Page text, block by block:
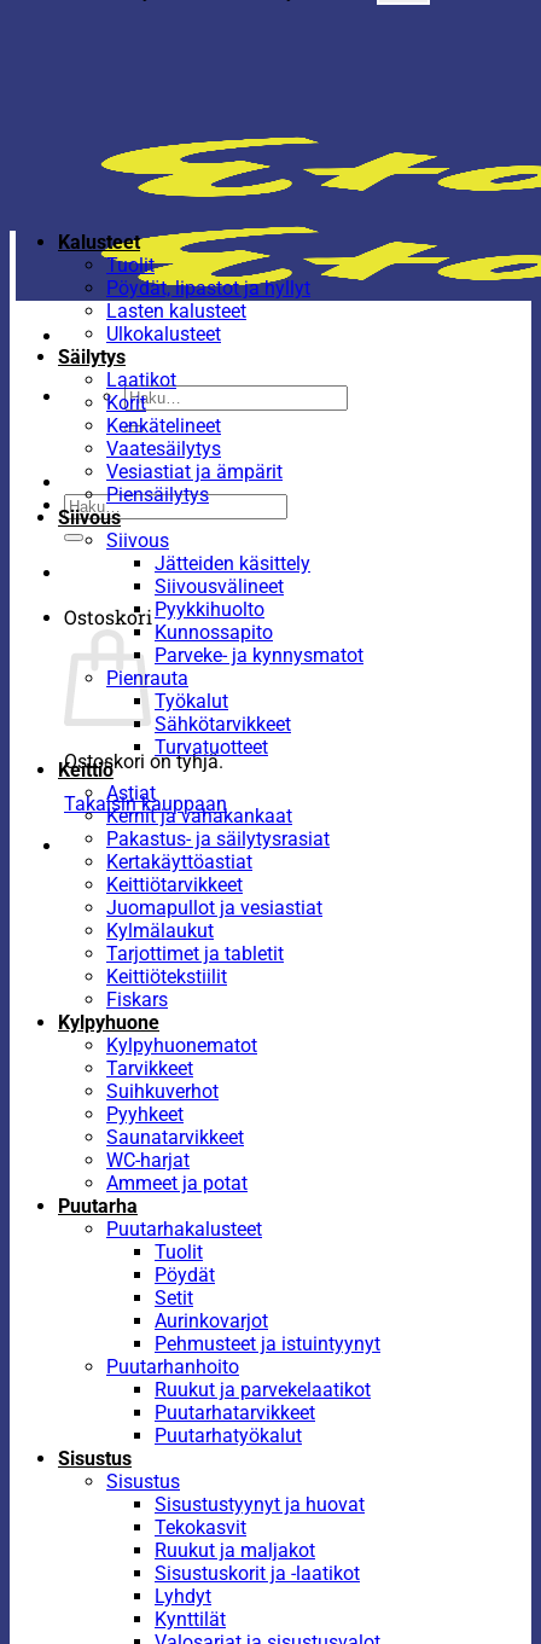
Etsi:
Etsi:
Ostoskori
Ostoskori on tyhjä.
Takaisin kauppaan
Kalusteet
Tuolit
Pöydät, lipastot ja hyllyt
Lasten kalusteet
Ulkokalusteet
Säilytys
Laatikot
Korit
Kenkätelineet
Vaatesäilytys
Vesiastiat ja ämpärit
Piensäilytys
Siivous
Siivous
Jätteiden käsittely
Siivousvälineet
Pyykkihuolto
Kunnossapito
Parveke- ja kynnysmatot
Pienrauta
Työkalut
Sähkötarvikkeet
Turvatuotteet
Keittiö
Astiat
Kernit ja vahakankaat
Pakastus- ja säilytysrasiat
Kertakäyttöastiat
Keittiötarvikkeet
Juomapullot ja vesiastiat
Kylmälaukut
Tarjottimet ja tabletit
Keittiötekstiilit
Fiskars
Kylpyhuone
Kylpyhuonematot
Tarvikkeet
Suihkuverhot
Pyyhkeet
Saunatarvikkeet
WC-harjat
Ammeet ja potat
Puutarha
Puutarhakalusteet
Tuolit
Pöydät
Setit
Aurinkovarjot
Pehmusteet ja istuintyynyt
Puutarhanhoito
Ruukut ja parvekelaatikot
Puutarhatarvikkeet
Puutarhatyökalut
Sisustus
Sisustus
Sisustustyynyt ja huovat
Tekokasvit
Ruukut ja maljakot
Sisustuskorit ja -laatikot
Lyhdyt
Kynttilät